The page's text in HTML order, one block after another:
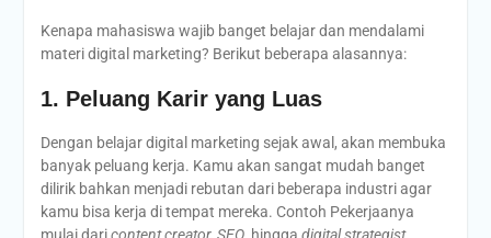
Kenapa mahasiswa wajib banget belajar dan mendalami
materi digital marketing? Berikut beberapa alasannya:
1. Peluang Karir yang Luas
Dengan belajar digital marketing sejak awal, akan membuka
banyak peluang kerja. Kamu akan sangat mudah banget
dilirik bahkan menjadi rebutan dari beberapa industri agar
kamu bisa kerja di tempat mereka. Contoh Pekerjaanya